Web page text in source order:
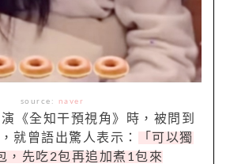
source: naver
《全知干預視角》時，被問到
就曾語出驚人表示：
「可以獨
，先吃2包再追加煮1包來